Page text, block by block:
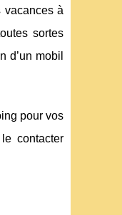
vacances à
sortes
d’un mobil
pour vos
contacter